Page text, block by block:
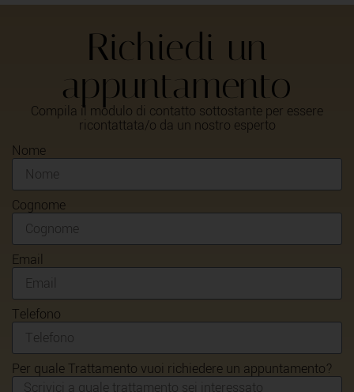
Richiedi un
appuntamento
Compila il modulo di contatto sottostante per essere
ricontattata/o da un nostro esperto
Nome
Cognome
Email
Telefono
Per quale Trattamento vuoi richiedere un appuntamento?